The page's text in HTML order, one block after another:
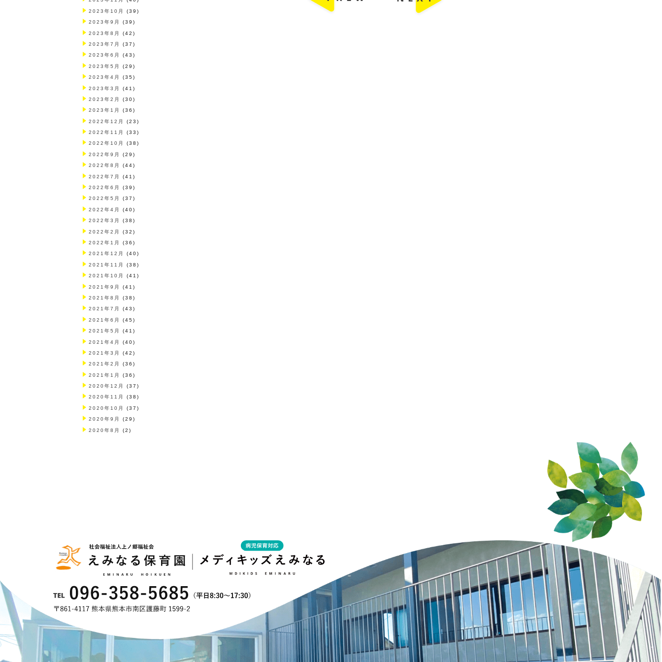
2023年10月 (39)
2023年9月 (39)
2023年8月 (42)
2023年7月 (37)
2023年6月 (43)
2023年5月 (29)
2023年4月 (35)
2023年3月 (41)
2023年2月 (30)
2023年1月 (36)
2022年12月 (23)
2022年11月 (33)
2022年10月 (38)
2022年9月 (29)
2022年8月 (44)
2022年7月 (41)
2022年6月 (39)
2022年5月 (37)
2022年4月 (40)
2022年3月 (38)
2022年2月 (32)
2022年1月 (36)
2021年12月 (40)
2021年11月 (38)
2021年10月 (41)
2021年9月 (41)
2021年8月 (38)
2021年7月 (43)
2021年6月 (45)
2021年5月 (41)
2021年4月 (40)
2021年3月 (42)
2021年2月 (36)
2021年1月 (36)
2020年12月 (37)
2020年11月 (38)
2020年10月 (37)
2020年9月 (29)
2020年8月 (2)